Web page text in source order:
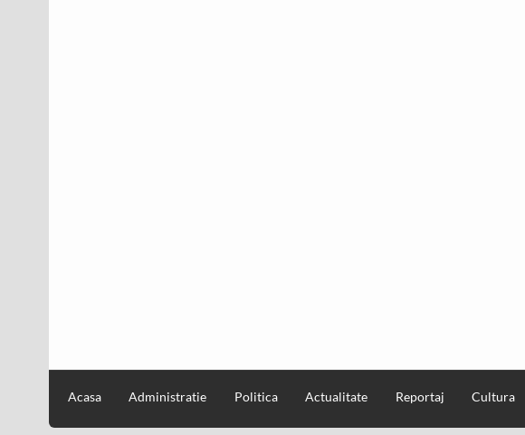
Acasa Administratie Politica Actualitate Reportaj Cultura